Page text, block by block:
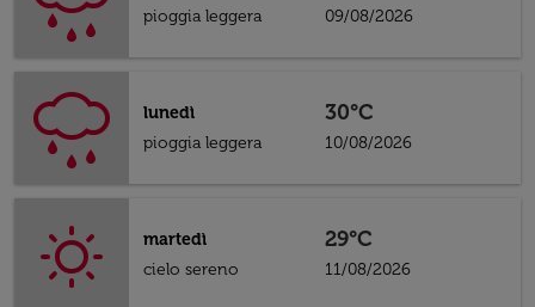
pioggia leggera
09/08/2026
lunedì
pioggia leggera
30°C
10/08/2026
martedì
cielo sereno
29°C
11/08/2026